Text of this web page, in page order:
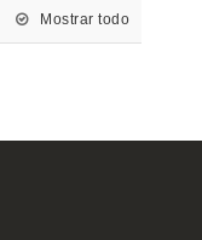
Mostrar todo